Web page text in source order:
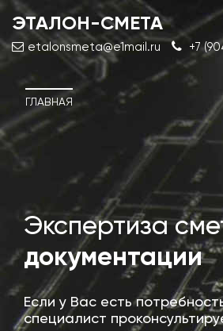
ЭТАЛОН-СМЕТА
etalonsmeta@e1mail.ru +7
ГЛАВНАЯ
Экспертиза
документации
Если у Вас есть
специалист